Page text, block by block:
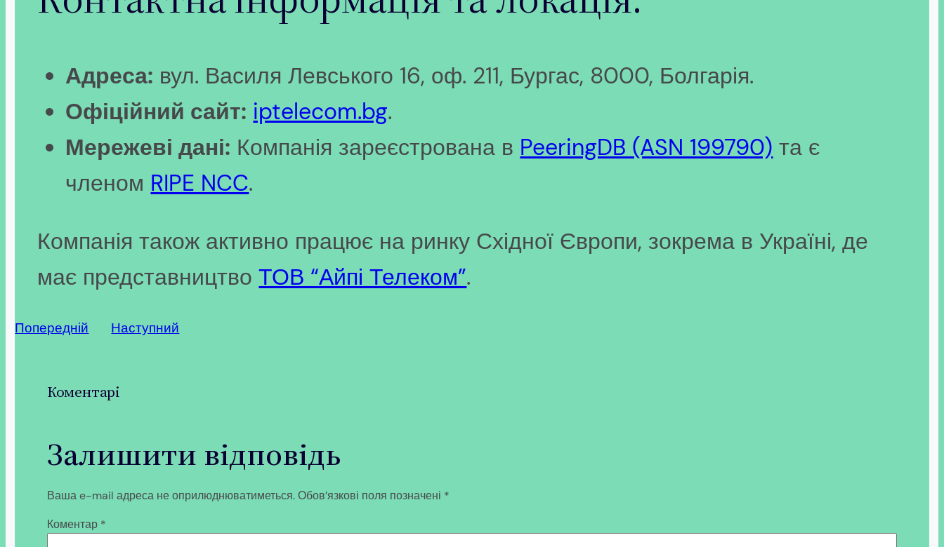
Адреса: вул. Василя Левського 16, оф. 211, Бургас, 8000, Болгарія.
Офіційний сайт: iptelecom.bg.
Мережеві дані: Компанія зареєстрована в PeeringDB (ASN 199790) та є
членом RIPE NCC.
Компанія також активно працює на ринку Східної Європи, зокрема в Україні, де
має представництвоТОВ “Айпі Телеком”.
Попередній Наступний
Коментарі
Залишити відповідь
Ваша e-mail адреса не оприлюднюватиметься.Обов’язкові поля позначені *
Коментар *